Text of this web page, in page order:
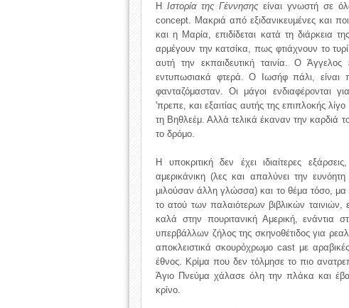
Η Ιστορία της Γέννησηςείναι γνωστή σε
concept. Μακριά από εξιδανικευμένες και
και η Μαρία, επιδίδεται κατά τη διάρκεια
αρμέγουν την κατσίκα, πως φτιάχνουν το
αυτή την εκπαιδευτική ταινία. Ο
εντυπωσιακά φτερά. Ο Ιωσήφ πάλι, είναι
φανταζόμασταν. Οι μάγοι ενδιαφέρονται
'πρεπε, και εξαιτίας αυτής της επιπλοκής
τη Βηθλεέμ. Αλλά τελικά έκαναν την καρδιά
το δρόμο.
Η υποκριτική δεν έχει ιδιαίτερες
αμερικάνικη (λες και απαλύνει την
μιλούσαν άλλη γλώσσα) και το θέμα τόσο,
το ατού των παλαιότερων βιβλικών
καλά στην πουριτανική Αμερική, ενάντια
υπερβάλλων ζήλος της σκηνοθέτιδος για
αποκλειστικά σκουρόχρωμο cast με
έθνος. Κρίμα που δεν τόλμησε το πιο
Άγιο Πνεύμα χάλασε όλη την πλάκα και
κρίνο.